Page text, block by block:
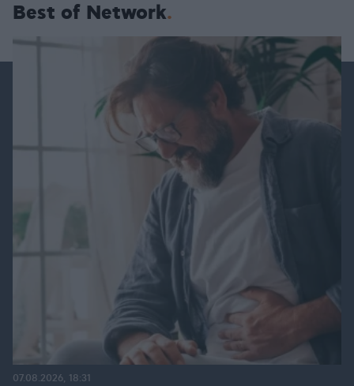
Best of Network
07.08.2026, 18:31